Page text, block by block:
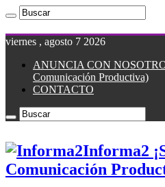
viernes , agosto 7 2026
ANUNCIA CON
Comunicación Productiva)
CONTACTO
Informa2
Comunicación